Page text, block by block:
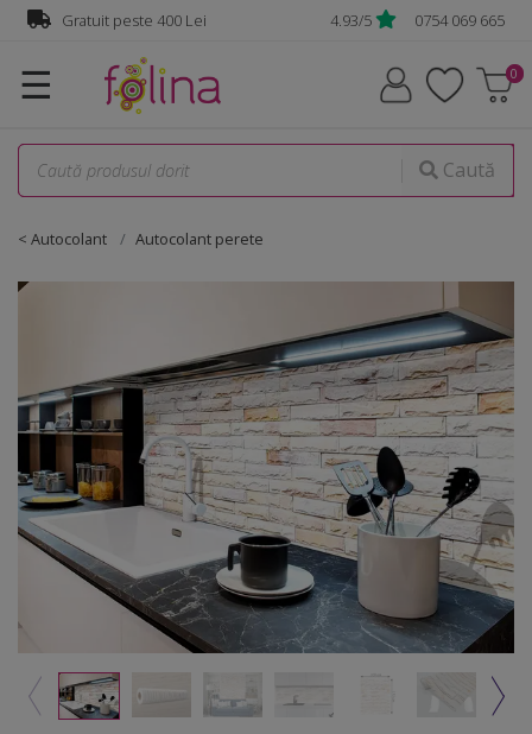
Gratuit peste 400 Lei 4.93/5 0754 069 665
☰
Caută
< Autocolant Autocolant perete